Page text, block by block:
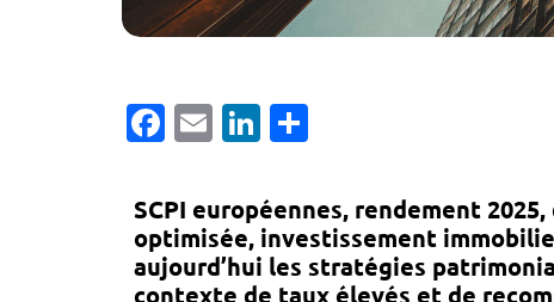
Facebook
EmailLinkedIn
SCPI européennes, rendement
optimisée, investissement
aujourd’hui les stratégies
contexte de taux élevés et de